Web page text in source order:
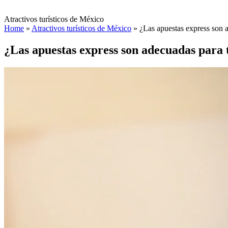
Atractivos turísticos de México
Home » Atractivos turísticos de México » ¿Las apuestas express son
¿Las apuestas express son adecuadas para